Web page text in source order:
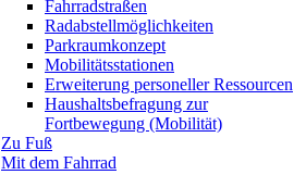
Fahrradstraßen
Radabstellmöglichkeiten
Parkraumkonzept
Mobilitätsstationen
Erweiterung personeller Ressourcen
Haushaltsbefragung zur
Fortbewegung (Mobilität)
Zu Fuß
Mit dem Fahrrad